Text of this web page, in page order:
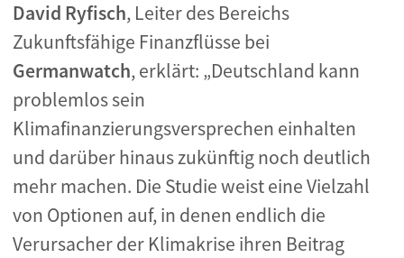
David Ryfisch, Leiter des Bereichs
Zukunftsfähige Finanzflüsse bei
Germanwatch, erklärt: „Deutschland kann
problemlos sein
Klimafinanzierungsversprechen einhalten
und darüber hinaus zukünftig noch deutlich
mehr machen. Die Studie weist eine Vielzahl
von Optionen auf, in denen endlich die
Verursacher der Klimakrise ihren Beitrag